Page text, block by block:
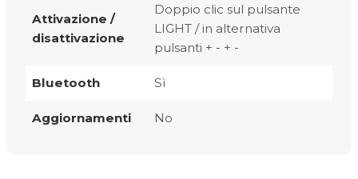
Attivazione /
disattivazione
Doppio clic sul pulsante
LIGHT / in alternativa
pulsanti + - + -
Bluetooth Sì
Aggiornamenti No